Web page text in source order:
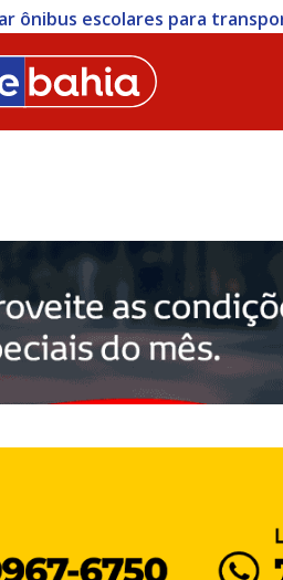
ônibus escolares para